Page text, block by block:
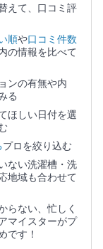
えて、口コミ評
順や口コミ件数
の情報を比べて
ンの有無や内
る
ほしい日付を選
プロを絞り込む
ない洗濯槽・洗
地域も合わせて
らない、忙しく
マイスターがプ
です！